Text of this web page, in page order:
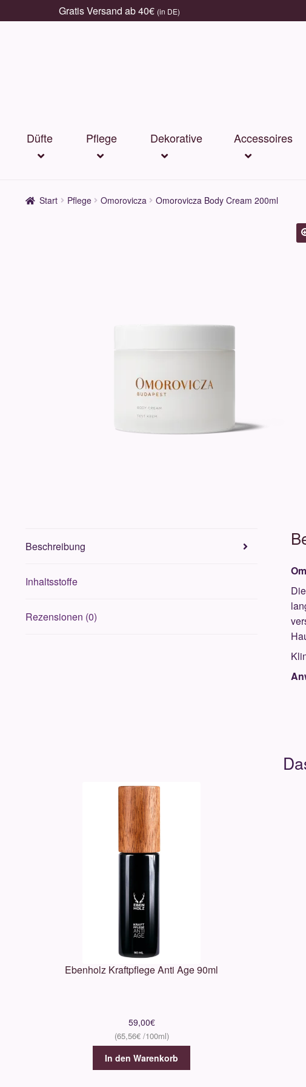
Gratis Versand ab 40€ (in DE)
Düfte Pflege Dekorative Accessoires
Start Pflege Omorovicza Omorovicza Body Cream 200ml
Beschreibung
Inhaltsstoffe
Rezensionen (0)
Ebenholz Kraftpflege Anti Age 90ml
59,00€
65,56€
In den Warenkorb